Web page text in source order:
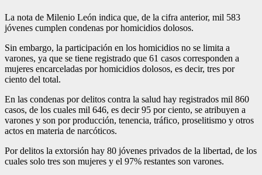
La nota de Milenio León indica que, de la cifra anterior, mil 583
jóvenes cumplen condenas por homicidios dolosos.
Sin embargo, la participación en los homicidios no se limita a
varones, ya que se tiene registrado que 61 casos corresponden a
mujeres encarceladas por homicidios dolosos, es decir, tres por
ciento del total.
En las condenas por delitos contra la salud hay registrados mil 860
casos, de los cuales mil 646, es decir 95 por ciento, se atribuyen a
varones y son por producción, tenencia, tráfico, proselitismo y otros
actos en materia de narcóticos.
Por delitos la extorsión hay 80 jóvenes privados de la libertad, de los
cuales solo tres son mujeres y el 97% restantes son varones.